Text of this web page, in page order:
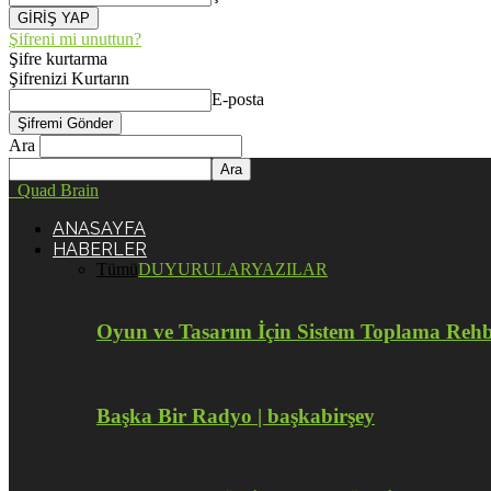
Şifreni mi unuttun?
Şifre kurtarma
Şifrenizi Kurtarın
E-posta
Ara
Quad Brain
ANASAYFA
HABERLER
TümüDUYURULARYAZILAR
Oyun ve Tasarım İçin Sistem Toplama
Başka Bir Radyo | başkabirşey